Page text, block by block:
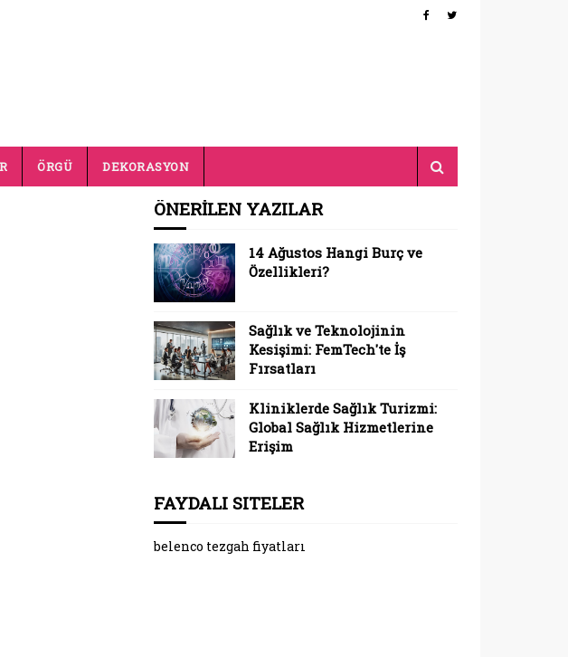
ÖRGÜ DEKORASYON
ÖNERİLEN YAZILAR
14 Ağustos Hangi Burç ve
Özellikleri?
Sağlık ve Teknolojinin
Kesişimi: FemTech'te İş
Fırsatları
Kliniklerde Sağlık Turizmi:
Global Sağlık Hizmetlerine
Erişim
FAYDALI SITELER
belenco tezgah fiyatları